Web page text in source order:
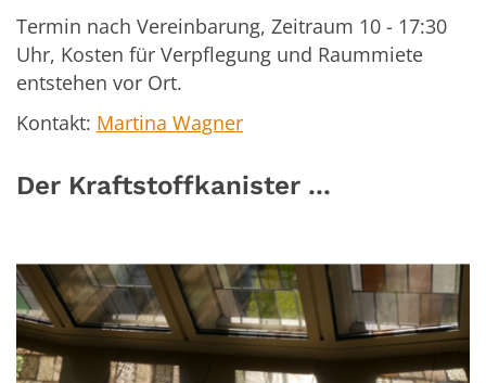
Termin nach Vereinbarung, Zeitraum 10 - 17:30
Uhr, Kosten für Verpflegung und Raummiete
entstehen vor Ort.
Kontakt: Martina Wagner
Der Kraftstoffkanister ...